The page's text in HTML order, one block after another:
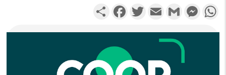
PartagerFacebookTwitterEmail Gmail